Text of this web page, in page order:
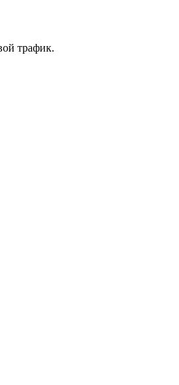
трафик.